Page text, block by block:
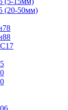
(20-50мм)